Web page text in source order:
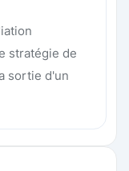
stratégie de
sortie d'un